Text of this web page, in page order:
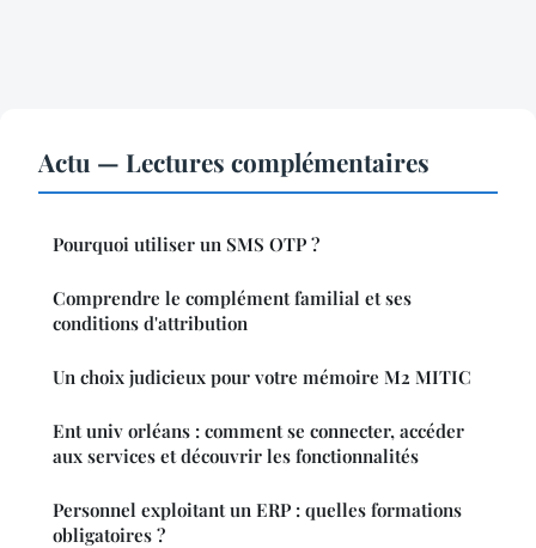
Actu — Lectures complémentaires
Pourquoi utiliser un SMS OTP ?
Comprendre le complément familial et ses
conditions d'attribution
Un choix judicieux pour votre mémoire M2 MITIC
Ent univ orléans : comment se connecter, accéder
aux services et découvrir les fonctionnalités
Personnel exploitant un ERP : quelles formations
obligatoires ?